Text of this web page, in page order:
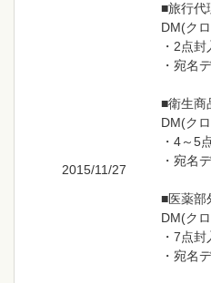
2015/11/27
■旅行代
DM(ク
・2点封
・宛名
■衛生商
DM(ク
・4～5
・宛名
■医薬部
DM(ク
・7点封
・宛名